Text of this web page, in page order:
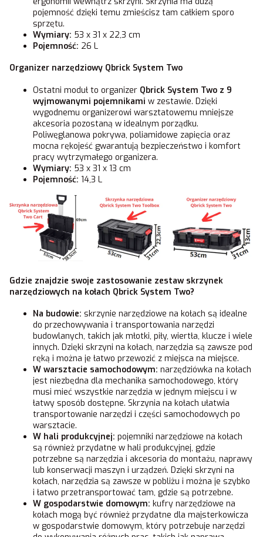
pojemność dzięki temu zmieścisz tam całkiem sporo
sprzętu.
Wymiary: 53 x 31 x 22,3 cm
Pojemność: 26 L
Organizer narzędziowy Qbrick System Two
Ostatni moduł to organizer Qbrick System Two z 9
wyjmowanymi pojemnikami w zestawie. Dzięki
wygodnemu organizerowi warsztatowemu mniejsze
akcesoria pozostaną w idealnym porządku.
Poliwęglanowa pokrywa, poliamidowe zapięcia oraz
mocna rękojeść gwarantują bezpieczeństwo i komfort
pracy wytrzymałego organizera.
Wymiary: 53 x 31 x 13 cm
Pojemność: 14,3 L
Gdzie znajdzie swoje zastosowanie zestaw skrzynek
narzędziowych na kołach Qbrick System Two?
Na budowie: skrzynie narzędziowe na kołach są idealne
do przechowywania i transportowania narzędzi
budowlanych, takich jak młotki, piły, wiertła, klucze i wiele
innych. Dzięki skrzyni na kołach, narzędzia są zawsze pod
ręką i można je łatwo przewozić z miejsca na miejsce.
W warsztacie samochodowym: narzędziówka na kołach
jest niezbędna dla mechanika samochodowego, który
musi mieć wszystkie narzędzia w jednym miejscu i w
łatwy sposób dostępne. Skrzynia na kołach ułatwia
transportowanie narzędzi i części samochodowych po
warsztacie.
W hali produkcyjnej: pojemniki narzędziowe na kołach
są również przydatne w hali produkcyjnej, gdzie
potrzebne są narzędzia i akcesoria do montażu, naprawy
lub konserwacji maszyn i urządzeń. Dzięki skrzyni na
kołach, narzędzia są zawsze w pobliżu i można je szybko
i łatwo przetransportować tam, gdzie są potrzebne.
W gospodarstwie domowym: kufry narzędziowe na
kołach mogą być również przydatne dla majsterkowicza
w gospodarstwie domowym, który potrzebuje narzędzi